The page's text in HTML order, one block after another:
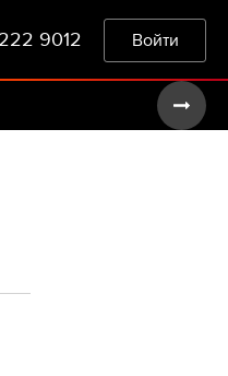
9012 Войти